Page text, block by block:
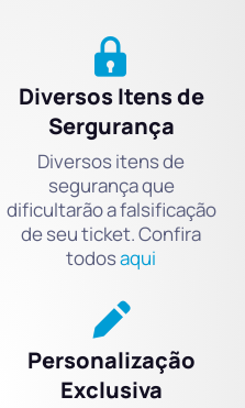
Diversos Itens de
Sergurança
Diversos itens de
segurança que
dificultarão a falsificação
de seu ticket. Confira
todosaqui
Personalização
Exclusiva